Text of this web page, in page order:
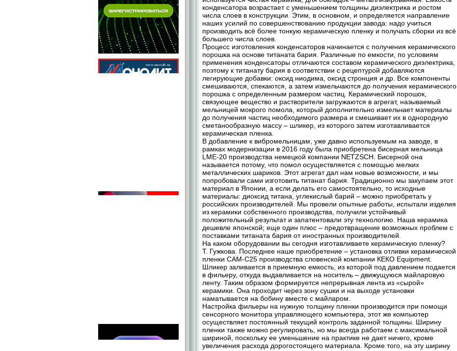
конденсатора возрастает с уменьшением толщины диэлектрика и ростом
числа слоев в конструкции. Этим, в основном, и определяется направление
наших усилий по совершенствованию продукции завода: надо учиться
производить всё более тонкую керамическую пленку и получать сборки из всё
большего числа слоев.
Процесс изготовления конденсаторов начинается с получения керамического
порошка на основе титаната бария. Различные по емкости, по условиям
применения конденсаторы отличаются составом керамического диэлектрика,
поэтому к титанату бария в соответствии с рецептурой добавляются
легирующие добавки: оксид ниодима, оксид стронция и др. Все компоненты
смешиваются, спекаются, а затем измельчаются до получения керамического
порошка с определенным размером частиц. Керамический порошок,
связующее вещество и растворители загружаются в агрегат, называемый
мельницей мокрого помола, который дополнительно измельчает материалы
до получения частиц необходимого размера и смешивает их в однородную
сметанообразную массу – шликер, из которого затем изготавливается
керамическая пленка.
В добавление к вибромельницам, уже давно используемым на заводе, в
рамках модернизации в 2016 году была приобретена бисерная мельница
LME-20 производства немецкой компании NETZSCH. Бисерной она
называется потому, что помол осуществляется с помощью мелких
металлических шариков. Этот агрегат дал нам новые возможности, и мы
попробовали сами изготовить титанат бария. Традиционно мы закупаем этот
материал в Японии, а если делать его самостоятельно, то исходные
материалы: диоксид титана, углекислый барий – можно приобретать у
российских производителей. Мы провели опытные работы, испытали изделия
из керамики собственного производства, получили устойчивый
положительный результат и запатентовали эту технологию. Наша керамика
дешевле японской; еще один плюс – предотвращение возможных проблем с
поставками титаната бария от иностранных производителей.
На каком оборудовании вы сегодня изготавливаете керамическую пленку?
Т. Гужкова. Последнее наше приобретение – установка отливки керамической
пленки САМ-С25 производства словенской компании КЕКО Equipment.
Шликер заливается в приемную емкость, из которой под давлением подается
в фильеру, откуда выдавливается на носитель – движущуюся майларовую
ленту. Таким образом формируется непрерывная лента из «сырой»
керамики. Она проходит через зону сушки и на выходе установки
наматывается на бобину вместе с майларом.
Настройка фильеры на нужную толщину пленки производится при помощи
сенсорного монитора управляющего компьютера, этот же компьютер
осуществляет постоянный текущий контроль заданной толщины. Ширину
пленки также можно регулировать, но мы всегда работаем с максимальной
шириной, поскольку ее уменьшение на практике не дает ничего, кроме
увеличения расхода дорогостоящего материала. Кроме того, на эту ширину